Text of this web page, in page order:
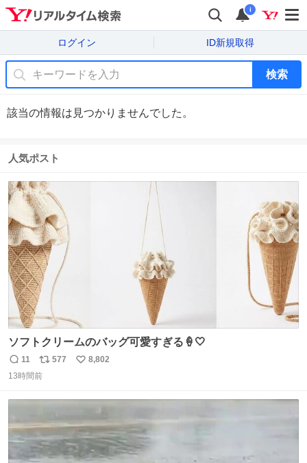
i
ログイン ID新規取得
検索
該当の情報は見つかりませんでした。
人気ポスト
ソフトクリームのバッグ可愛すぎる🍦🤍
返
信
11
リ
ポ
数
577
い
8,802
13時間前